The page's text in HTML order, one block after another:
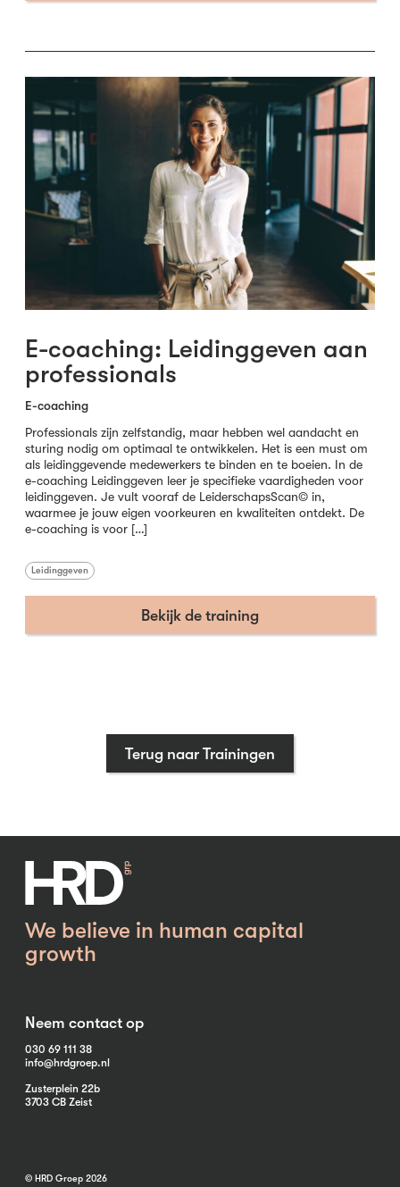
E-coaching: Leidinggeven aan
professionals
E-coaching
Professionals zijn zelfstandig, maar hebben wel aandacht en
sturing nodig om optimaal te ontwikkelen. Het is een must om
als leidinggevende medewerkers te binden en te boeien. In de
e-coaching Leidinggeven leer je specifieke vaardigheden voor
leidinggeven. Je vult vooraf de LeiderschapsScan© in,
waarmee je jouw eigen voorkeuren en kwaliteiten ontdekt. De
e-coaching is voor […]
Leidinggeven
Bekijk de training
Terug naar Trainingen
We believe in human capital
growth
Neem contact op
030 69 111 38
info@hrdgroep.nl
Zusterplein 22b
3703 CB Zeist
© HRD Groep 2026